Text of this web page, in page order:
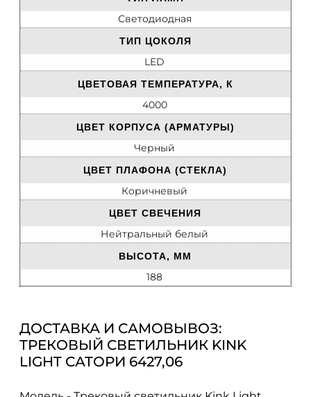
Светодиодная
ТИП ЦОКОЛЯ
LED
ЦВЕТОВАЯ ТЕМПЕРАТУРА, К
4000
ЦВЕТ КОРПУСА (АРМАТУРЫ)
Черный
ЦВЕТ ПЛАФОНА (СТЕКЛА)
Коричневый
ЦВЕТ СВЕЧЕНИЯ
Нейтральный белый
ВЫСОТА, ММ
188
ДОСТАВКА И САМОВЫВОЗ:
ТРЕКОВЫЙ СВЕТИЛЬНИК KINK
LIGHT САТОРИ 6427,06